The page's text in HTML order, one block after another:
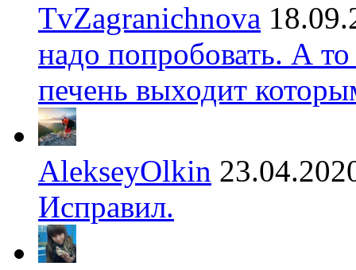
TvZagranichnova
надо попробовать. А
печень выходит
AlekseyOlkin
Исправил.